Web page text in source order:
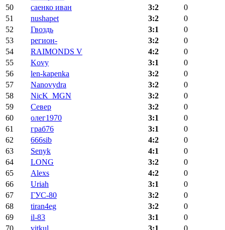
50
саенко иван 3:2
0
51
nushapet 3:2
0
52
Гвоздь 3:1
0
53
регион- 3:2
0
54
RAIMONDS V 4:2
0
55
Kovy 3:1
0
56
len-kapenka 3:2
0
57
Nanovydra 3:2
0
58
NicK_MGN 3:2
0
59
Север 3:2
0
60
олег1970 3:1
0
61
граб76 3:1
0
62
666sib 4:2
0
63
Senyk 4:1
0
64
LONG 3:2
0
65
Alexs 4:2
0
66
Uriah 3:1
0
67
ГУС-80 3:2
0
68
tiran4eg 3:2
0
69
il-83 3:1
0